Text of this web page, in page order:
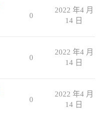
0
2022 年4 月
14 日
0
2022 年4 月
14 日
0
2022 年4 月
14 日